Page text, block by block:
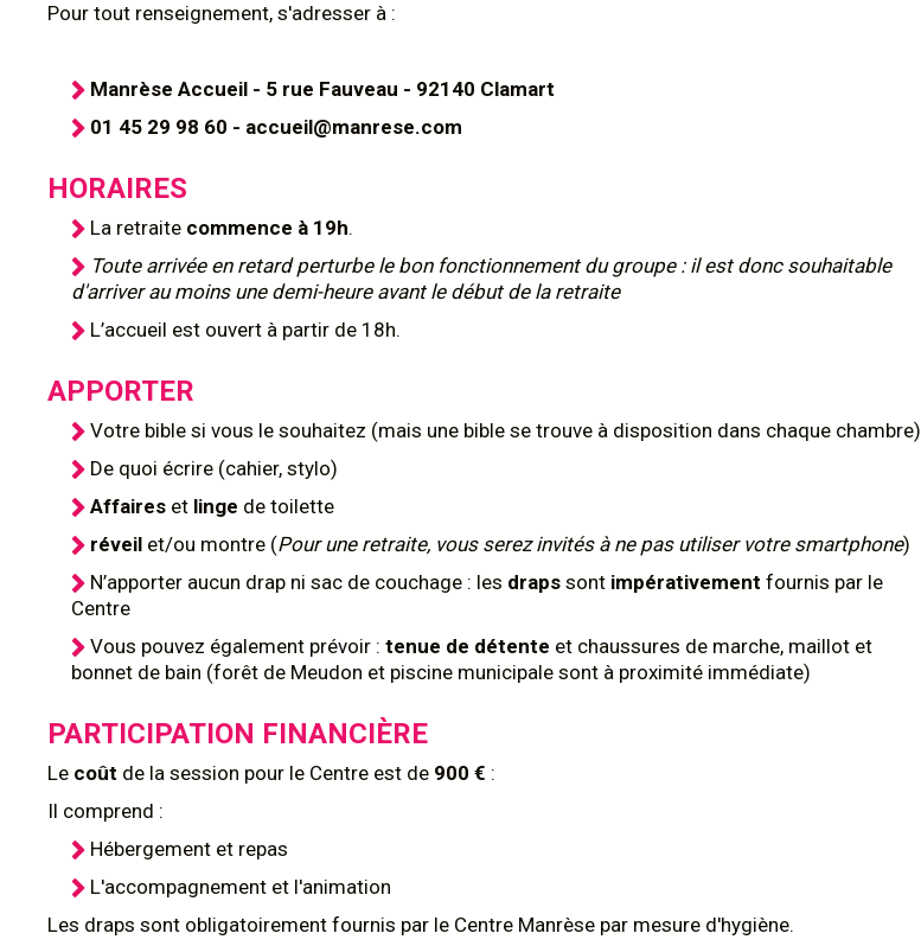
Pour tout renseignement, s'adresser à :
Manrèse Accueil - 5 rue Fauveau - 92140 Clamart
01 45 29 98 60 - accueil@manrese.com
HORAIRES
La retraite commence à 19h.
Toute arrivée en retard perturbe le bon fonctionnement du groupe : il est donc souhaitable
d'arriver au moins une demi-heure avant le début de la retraite
L’accueil est ouvert à partir de 18h.
APPORTER
Votre bible si vous le souhaitez (mais une bible se trouve à disposition dans chaque chambre)
De quoi écrire (cahier, stylo)
Affaires et linge de toilette
réveil et/ou montre (Pour une retraite, vous serez invités à ne pas utiliser votre smartphone)
N’apporter aucun drap ni sac de couchage : les draps sont impérativement fournis par le
Centre
Vous pouvez également prévoir : tenue de détente et chaussures de marche, maillot et
bonnet de bain (forêt de Meudon et piscine municipale sont à proximité immédiate)
PARTICIPATION FINANCIÈRE
Le coût de la session pour le Centre est de 900 € :
Il comprend :
Hébergement et repas
L'accompagnement et l'animation
Les draps sont obligatoirement fournis par le Centre Manrèse par mesure d'hygiène.